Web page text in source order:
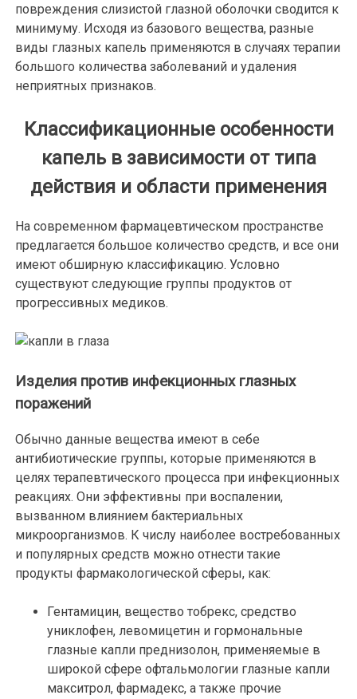
повреждения слизистой глазной оболочки сводится к
минимуму. Исходя из базового вещества, разные
виды глазных капель применяются в случаях терапии
большого количества заболеваний и удаления
неприятных признаков.
Классификационные особенности
капель в зависимости от типа
действия и области применения
На современном фармацевтическом пространстве
предлагается большое количество средств, и все они
имеют обширную классификацию. Условно
существуют следующие группы продуктов от
прогрессивных медиков.
Изделия против инфекционных глазных
поражений
Обычно данные вещества имеют в себе
антибиотические группы, которые применяются в
целях терапевтического процесса при инфекционных
реакциях. Они эффективны при воспалении,
вызванном влиянием бактериальных
микроорганизмов. К числу наиболее востребованных
и популярных средств можно отнести такие
продукты фармакологической сферы, как:
Гентамицин, вещество тобрекс, средство
униклофен, левомицетин и гормональные
глазные капли преднизолон, применяемые в
широкой сфере офтальмологии глазные капли
макситрол, фармадекс, а также прочие